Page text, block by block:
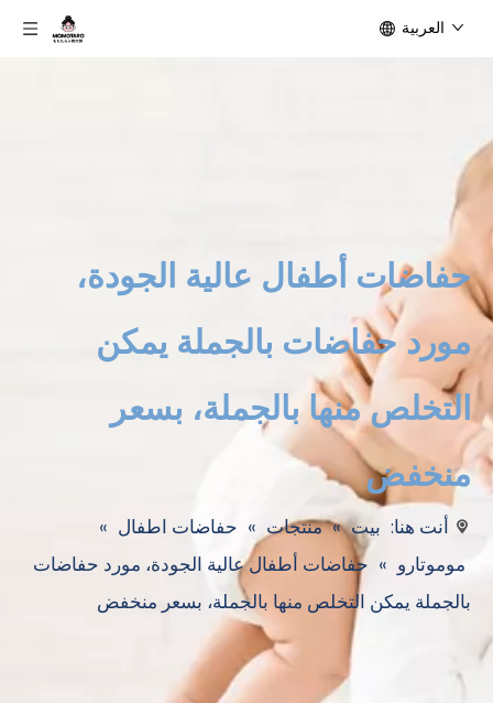
العربية
حفاضات أطفال عالية الجودة،
مورد حفاضات بالجملة يمكن
التخلص منها بالجملة، بسعر
منخفض
أنت هنا: بيت » منتجات » حفاضات اطفال »
موموتارو » حفاضات أطفال عالية الجودة، مورد حفاضات
بالجملة يمكن التخلص منها بالجملة، بسعر منخفض